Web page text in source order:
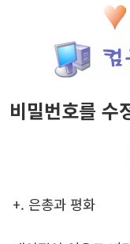
비밀번호를 수
+. 은총과 평화